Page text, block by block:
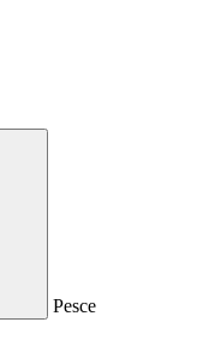
Pesce